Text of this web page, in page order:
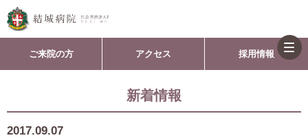
ご来院の方 アクセス 採用情報
新着情報
2017.09.07